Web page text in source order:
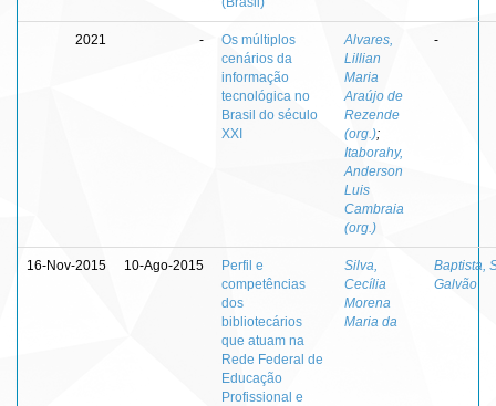
2021 -
Os múltiplos
cenários da
informação
tecnológica no
Brasil do século
XXI
Alvares,
Lillian
Maria
Araújo de
Rezende
(org.);
Itaborahy,
Anderson
Luis
Cambraia
(org.)
-
16-Nov-2015 10-Ago-2015
Perfil e
competências
dos
bibliotecários
que atuam na
Rede Federal de
Educação
Profissional e
Silva,
Cecília
Morena
Maria da
Baptista,
Galvão